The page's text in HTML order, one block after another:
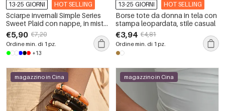
13-25 GIORNI HOT SELLING
Sciarpe invernali Simple Series
Sweet Plaid con nappe, in misto
lana e poliestere, colori assortiti.
€5,90 €7,20
Ordine min. di 1 pz.
+13
13-25 GIORNI HOT SELLING
Borse tote da donna in tela con
stampa leopardata, stile casual
€3,94 €4,81
Ordine min. di 1 pz.
magazzino in Cina magazzino in Cina